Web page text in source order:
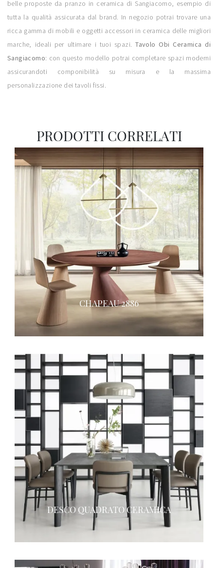
belle proposte da pranzo in ceramica di Sangiacomo, esempio di
tutta la qualità assicurata dal brand. In negozio potrai trovare una
ricca gamma di mobili e oggetti accessori in ceramica delle migliori
marche, ideali per ultimare i tuoi spazi.Tavolo Obi Ceramica di
Sangiacomo: con questo modello potrai completare spazi moderni
assicurandoti componibilità su misura e la massima
personalizzazione dei tavoli fissi.
PRODOTTI CORRELATI
CHAPEAU 2886
DESCO QUADRATO CERAMICA